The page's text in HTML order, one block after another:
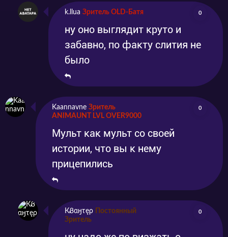
k.llua Зритель OLD-Батя 0
ну оно выглядит круто и
забавно, по факту слития не
было
Kaannavne Зритель
ANIMAUNT LVL OVER9000
0
Мульт как мульт со своей
истории, что вы к нему
прицепились
КᏰαӈτęρ
Постоянный
Зритель
0